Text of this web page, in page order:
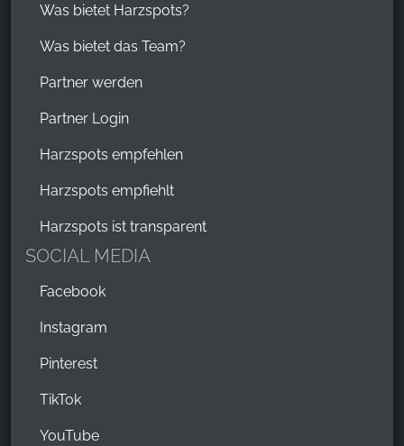
Was bietet Harzspots?
Was bietet das Team?
Partner werden
Partner Login
Harzspots empfehlen
Harzspots empfiehlt
Harzspots ist transparent
SOCIAL MEDIA
Facebook
Instagram
Pinterest
TikTok
YouTube